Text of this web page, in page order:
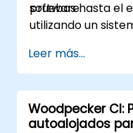
software.
pruebas hasta el
utilizando un
personas que
pueden
Leer más...
Woodpecker CI:
autoalojados